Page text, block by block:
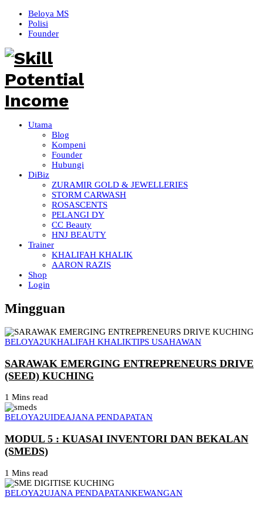
Beloya MS
Polisi
Founder
Utama
Blog
Kompeni
Founder
Hubungi
DiBiz
ZURAMIR GOLD & JEWELLERIES
STORM CARWASH
ROSASCENTS
PELANGI DY
CC Beauty
HNJ BEAUTY
Trainer
KHALIFAH KHALIK
AARON RAZIS
Shop
Login
Mingguan
BELOYA2UKHALIFAH KHALIKTIPS USAHAWAN
SARAWAK EMERGING ENTREPRENEURS DRIVE
(SEED) KUCHING
1 Mins read
BELOYA2UIDEAJANA PENDAPATAN
MODUL 5 : KUASAI INVENTORI DAN BEKALAN
(SMEDS)
1 Mins read
BELOYA2UJANA PENDAPATANKEWANGAN